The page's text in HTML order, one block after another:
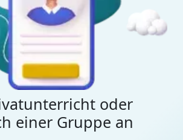
oder
einer Gruppe an